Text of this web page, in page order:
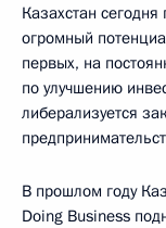
Казахстан
огромный
первых, на
по улучшению
либерализуется
В прошлом году
Doing Business